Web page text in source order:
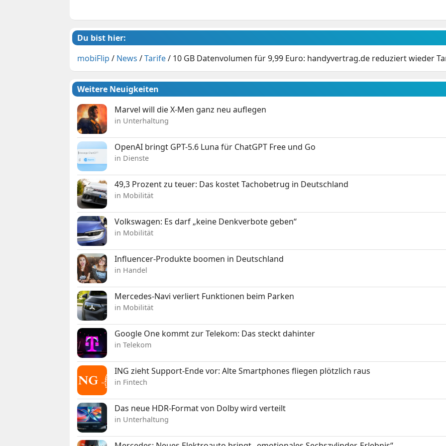
Du bist hier:
mobiFlip / News /Tarife/ 10 GB Datenvolumen für 9,99 Euro: handyvertrag.de reduziert wieder
Weitere Neuigkeiten
Marvel will die X-Men ganz neu auflegen
in Unterhaltung
OpenAI bringt GPT-5.6 Luna für ChatGPT Free und Go
in Dienste
49,3 Prozent zu teuer: Das kostet Tachobetrug in Deutschland
in Mobilität
Volkswagen: Es darf „keine Denkverbote geben“
in Mobilität
Influencer-Produkte boomen in Deutschland
in Handel
Mercedes-Navi verliert Funktionen beim Parken
in Mobilität
Google One kommt zur Telekom: Das steckt dahinter
in Telekom
ING zieht Support-Ende vor: Alte Smartphones fliegen plötzlich raus
in Fintech
Das neue HDR-Format von Dolby wird verteilt
in Unterhaltung